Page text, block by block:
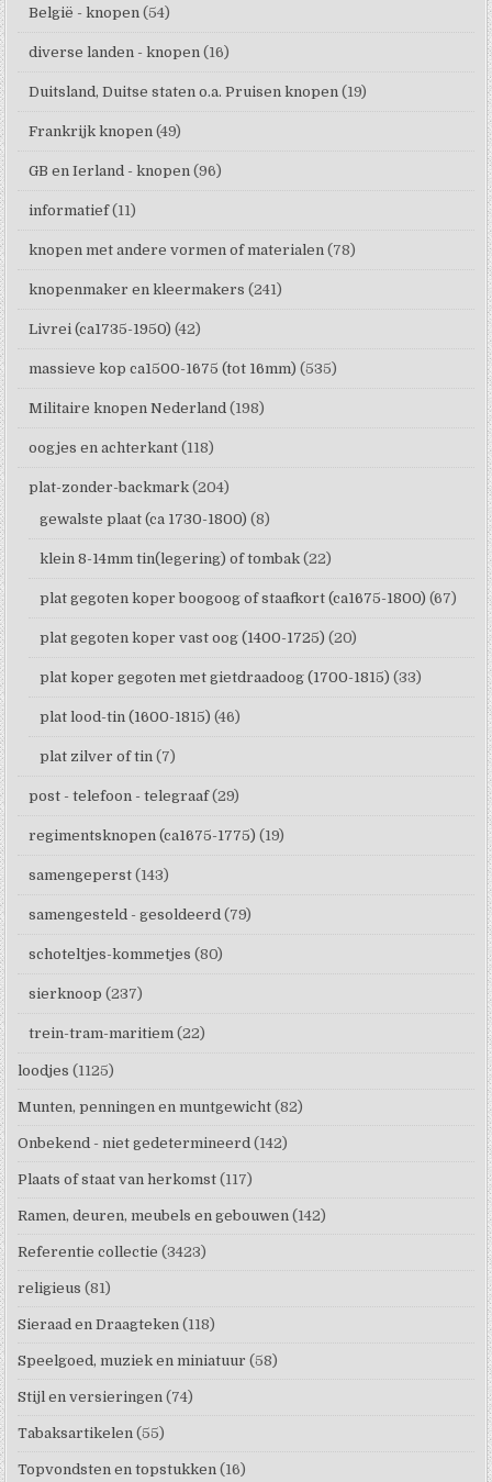
België - knopen (54)
diverse landen - knopen (16)
Duitsland, Duitse staten o.a. Pruisen knopen (19)
Frankrijk knopen (49)
GB en Ierland - knopen (96)
informatief (11)
knopen met andere vormen of materialen (78)
knopenmaker en kleermakers (241)
Livrei (ca1735-1950) (42)
massieve kop ca1500-1675 (tot 16mm) (535)
Militaire knopen Nederland (198)
oogjes en achterkant (118)
plat-zonder-backmark (204)
gewalste plaat (ca 1730-1800) (8)
klein 8-14mm tin(legering) of tombak (22)
plat gegoten koper boogoog of staafkort (ca1675-1800) (67)
plat gegoten koper vast oog (1400-1725) (20)
plat koper gegoten met gietdraadoog (1700-1815) (33)
plat lood-tin (1600-1815) (46)
plat zilver of tin (7)
post - telefoon - telegraaf (29)
regimentsknopen (ca1675-1775) (19)
samengeperst (143)
samengesteld - gesoldeerd (79)
schoteltjes-kommetjes (80)
sierknoop (237)
trein-tram-maritiem (22)
loodjes (1125)
Munten, penningen en muntgewicht (82)
Onbekend - niet gedetermineerd (142)
Plaats of staat van herkomst (117)
Ramen, deuren, meubels en gebouwen (142)
Referentie collectie (3423)
religieus (81)
Sieraad en Draagteken (118)
Speelgoed, muziek en miniatuur (58)
Stijl en versieringen (74)
Tabaksartikelen (55)
Topvondsten en topstukken (16)